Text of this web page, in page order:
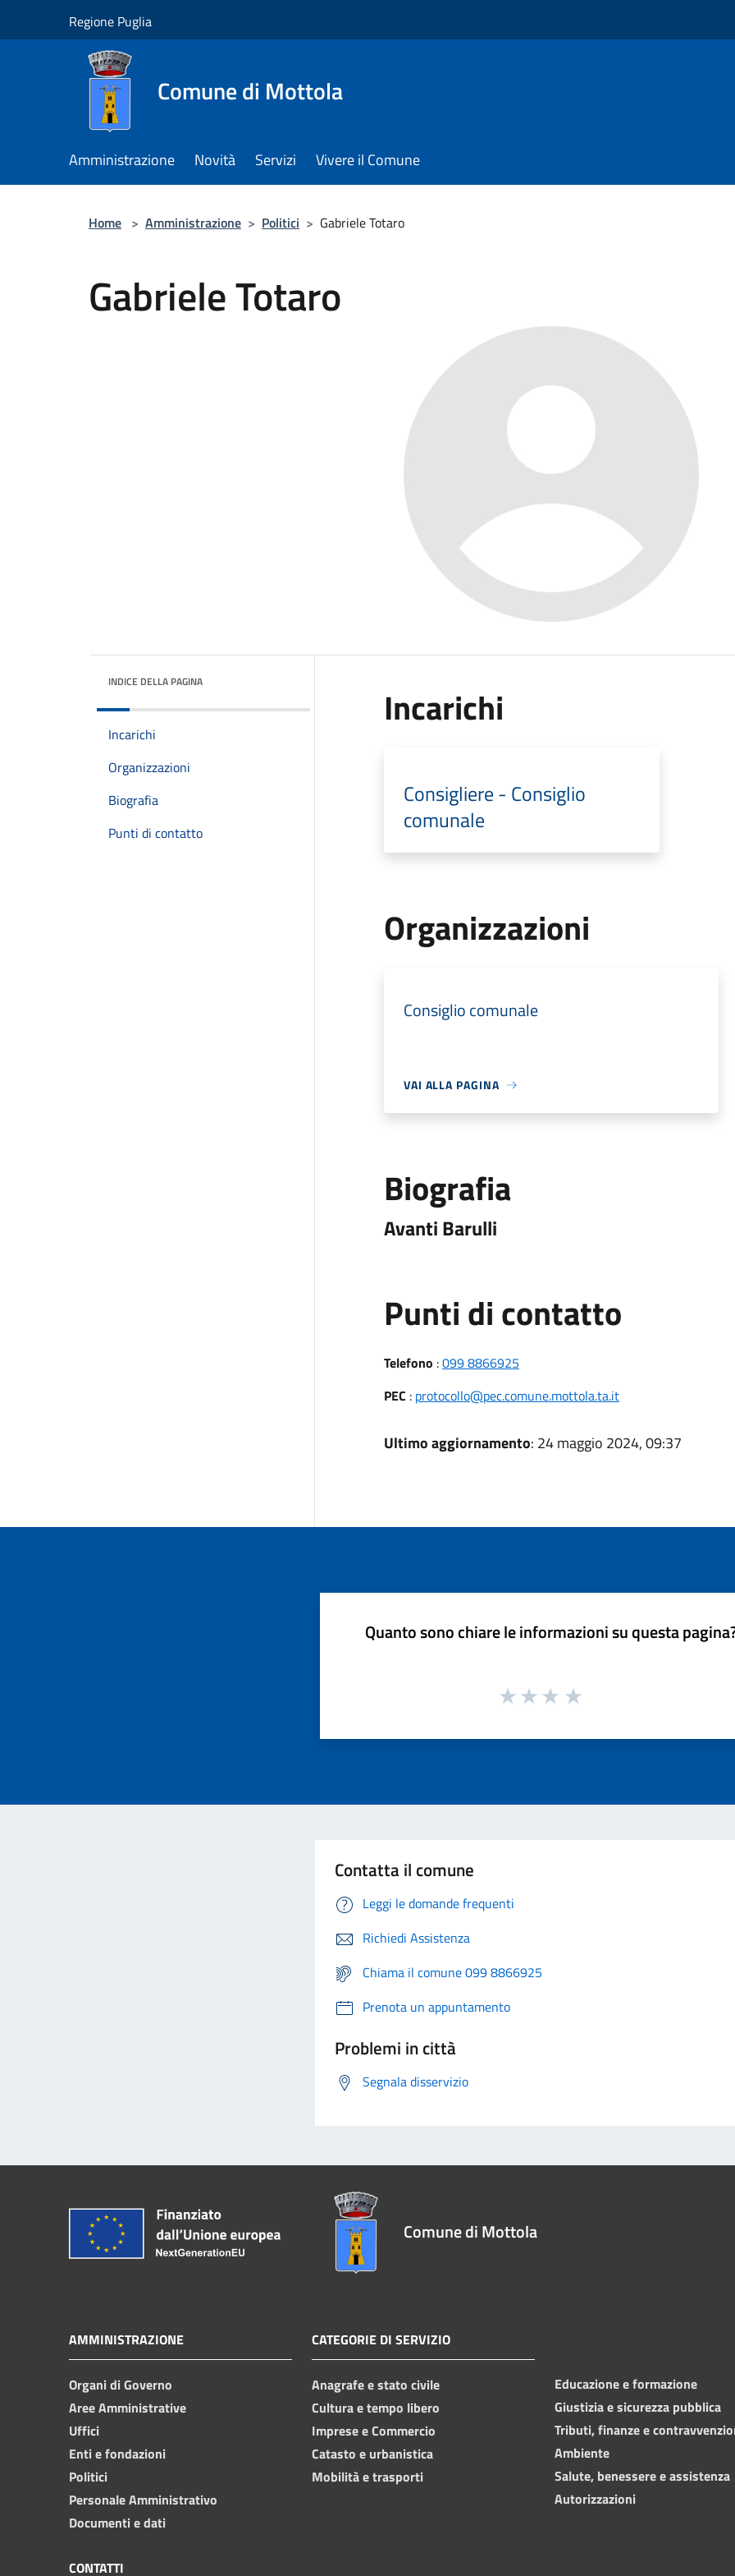
Regione Puglia
Comune di Mottola
Amministrazione Novità Servizi Vivere il Comune
Home > Amministrazione > Politici > Gabriele Totaro
Gabriele Totaro
INDICE DELLA PAGINA
Incarichi
Organizzazioni
Biografia
Punti di contatto
Incarichi
Consigliere - Consiglio
comunale
Organizzazioni
Consiglio comunale
VAI ALLA PAGINA
Biografia
Avanti Barulli
Punti di contatto
Telefono :099 8866925
PEC : protocollo@pec.comune.mottola.ta.it
Ultimo aggiornamento: 24 maggio 2024, 09:37
Quanto sono chiare le informazioni su questa
Contatta il comune
Leggi le domande frequenti
Richiedi Assistenza
Chiama il comune 099 8866925
Prenota un appuntamento
Problemi in città
Segnala disservizio
Comune di Mottola
AMMINISTRAZIONE
Organi di Governo
Aree Amministrative
Uffici
Enti e fondazioni
Politici
Personale Amministrativo
Documenti e dati
CATEGORIE DI SERVIZIO
Anagrafe e stato civile
Cultura e tempo libero
Imprese e Commercio
Catasto e urbanistica
Mobilità e trasporti
Educazione e formazione
Giustizia e sicurezza pubblica
Tributi, finanze e
Ambiente
Salute, benessere e assistenza
Autorizzazioni
CONTATTI